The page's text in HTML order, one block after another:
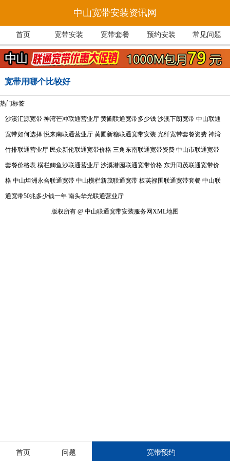
中山宽带安装资讯网
首页 宽带安装 宽带套餐 预约安装 常见问题
宽带用哪个比较好
热门标签
沙溪汇源宽带 神湾芒冲联通营业厅 黄圃联通宽带多少钱 沙溪下朗宽带 中山联通
宽带如何选择 悦来南联通营业厅 黄圃新糖联通宽带安装 光纤宽带套餐资费 神湾
竹排联通营业厅 民众新伦联通宽带价格 三角东南联通宽带资费 中山市联通宽带
套餐价格表 横栏鲫鱼沙联通营业厅 沙溪港园联通宽带价格 东升同茂联通宽带价
格 中山坦洲永合联通宽带 中山横栏新茂联通宽带 板芙禄围联通宽带套餐 中山联
通宽带50兆多少钱一年 南头华光联通营业厅
版权所有 @ 中山联通宽带安装服务网XML地图
首页 问题 宽带预约